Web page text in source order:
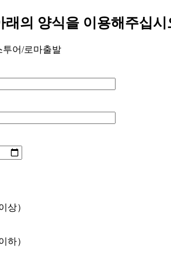
래의 양식을 이용해주십시
투어/로마출발
상）
하）